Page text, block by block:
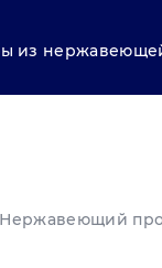
из
Нержавеющий